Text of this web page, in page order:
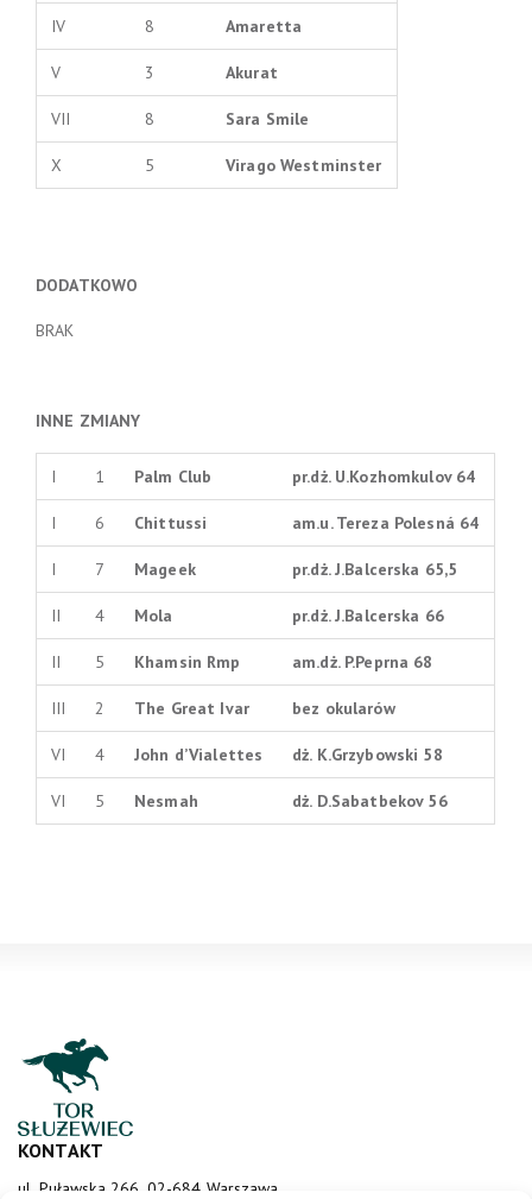
IV 8 Amaretta
V 3 Akurat
VII 8 Sara Smile
X 5 Virago Westminster
DODATKOWO
BRAK
INNE ZMIANY
I 1 Palm Club pr.dż. U.Kozhomkulov 64
I 6 Chittussi am.u. Tereza Polesná 64
I 7 Mageek pr.dż. J.Balcerska 65,5
II 4 Mola pr.dż. J.Balcerska 66
II 5 Khamsin Rmp am.dż. P.Peprna 68
III 2 The Great Ivar bez okularów
VI 4 John d’Vialettes dż. K.Grzybowski 58
VI 5 Nesmah dż. D.Sabatbekov 56
KONTAKT
ul. Puławska 266, 02-684 Warszawa